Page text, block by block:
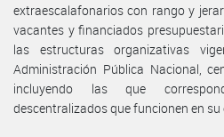
extraescalafonarios con rango y
vacantes y financiados
las estructuras organizativas
Administración Pública Nacional,
incluyendo las que
descentralizados que funcionen en su